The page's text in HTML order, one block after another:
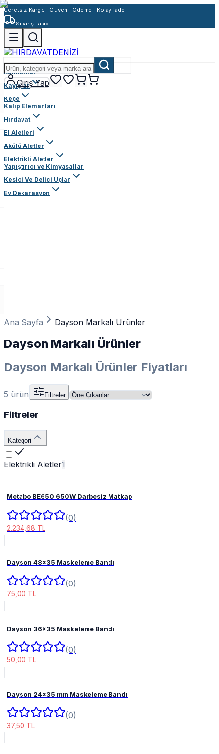
Ücretsiz Kargo | Güvenli Ödeme | Kolay İade
Sipariş Takip
Giriş Yap
Rulmanlar
Kayışlar
Keçe
Kalıp Elemanları
Hırdavat
El Aletleri
Akülü Aletler
Elektrikli Aletler
Yapıştırıcı ve Kimyasallar
Kesici Ve Delici Uçlar
Ev Dekarasyon
Ana Sayfa Dayson Markalı Ürünler
Dayson Markalı Ürünler
Dayson Markalı Ürünler Fiyatları
5 ürün Filtreler
Filtreler
Kategori
Elektrikli Aletler1
Metabo BE650 650W Darbesiz Matkap
(0)
2.234,68 TL
Dayson 48x35 Maskeleme Bandı
(0)
75,00 TL
Dayson 36x35 Maskeleme Bandı
(0)
50,00 TL
Dayson 24x35 mm Maskeleme Bandı
(0)
37,50 TL